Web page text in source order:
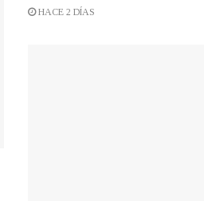
HACE 2 DÍAS